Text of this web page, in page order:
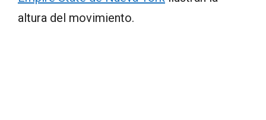
altura del movimiento.